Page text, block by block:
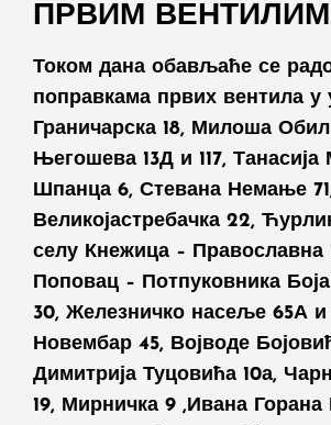
ПРВИМ
Током дана обављаће се
поправкама првих вентила у
Граничарска 18, Милоша
Његошева 13Д и 117, Танасија
Шпанца 6, Стевана Немање
Великојастребачка 22,
селу Кнежица – Православна
Поповац – Потпуковника
30, Железничко насеље 65А и
Новембар 45, Војводе
Димитрија Туцовића 10а,
19, Мирничка 9 ,Ивана Горана